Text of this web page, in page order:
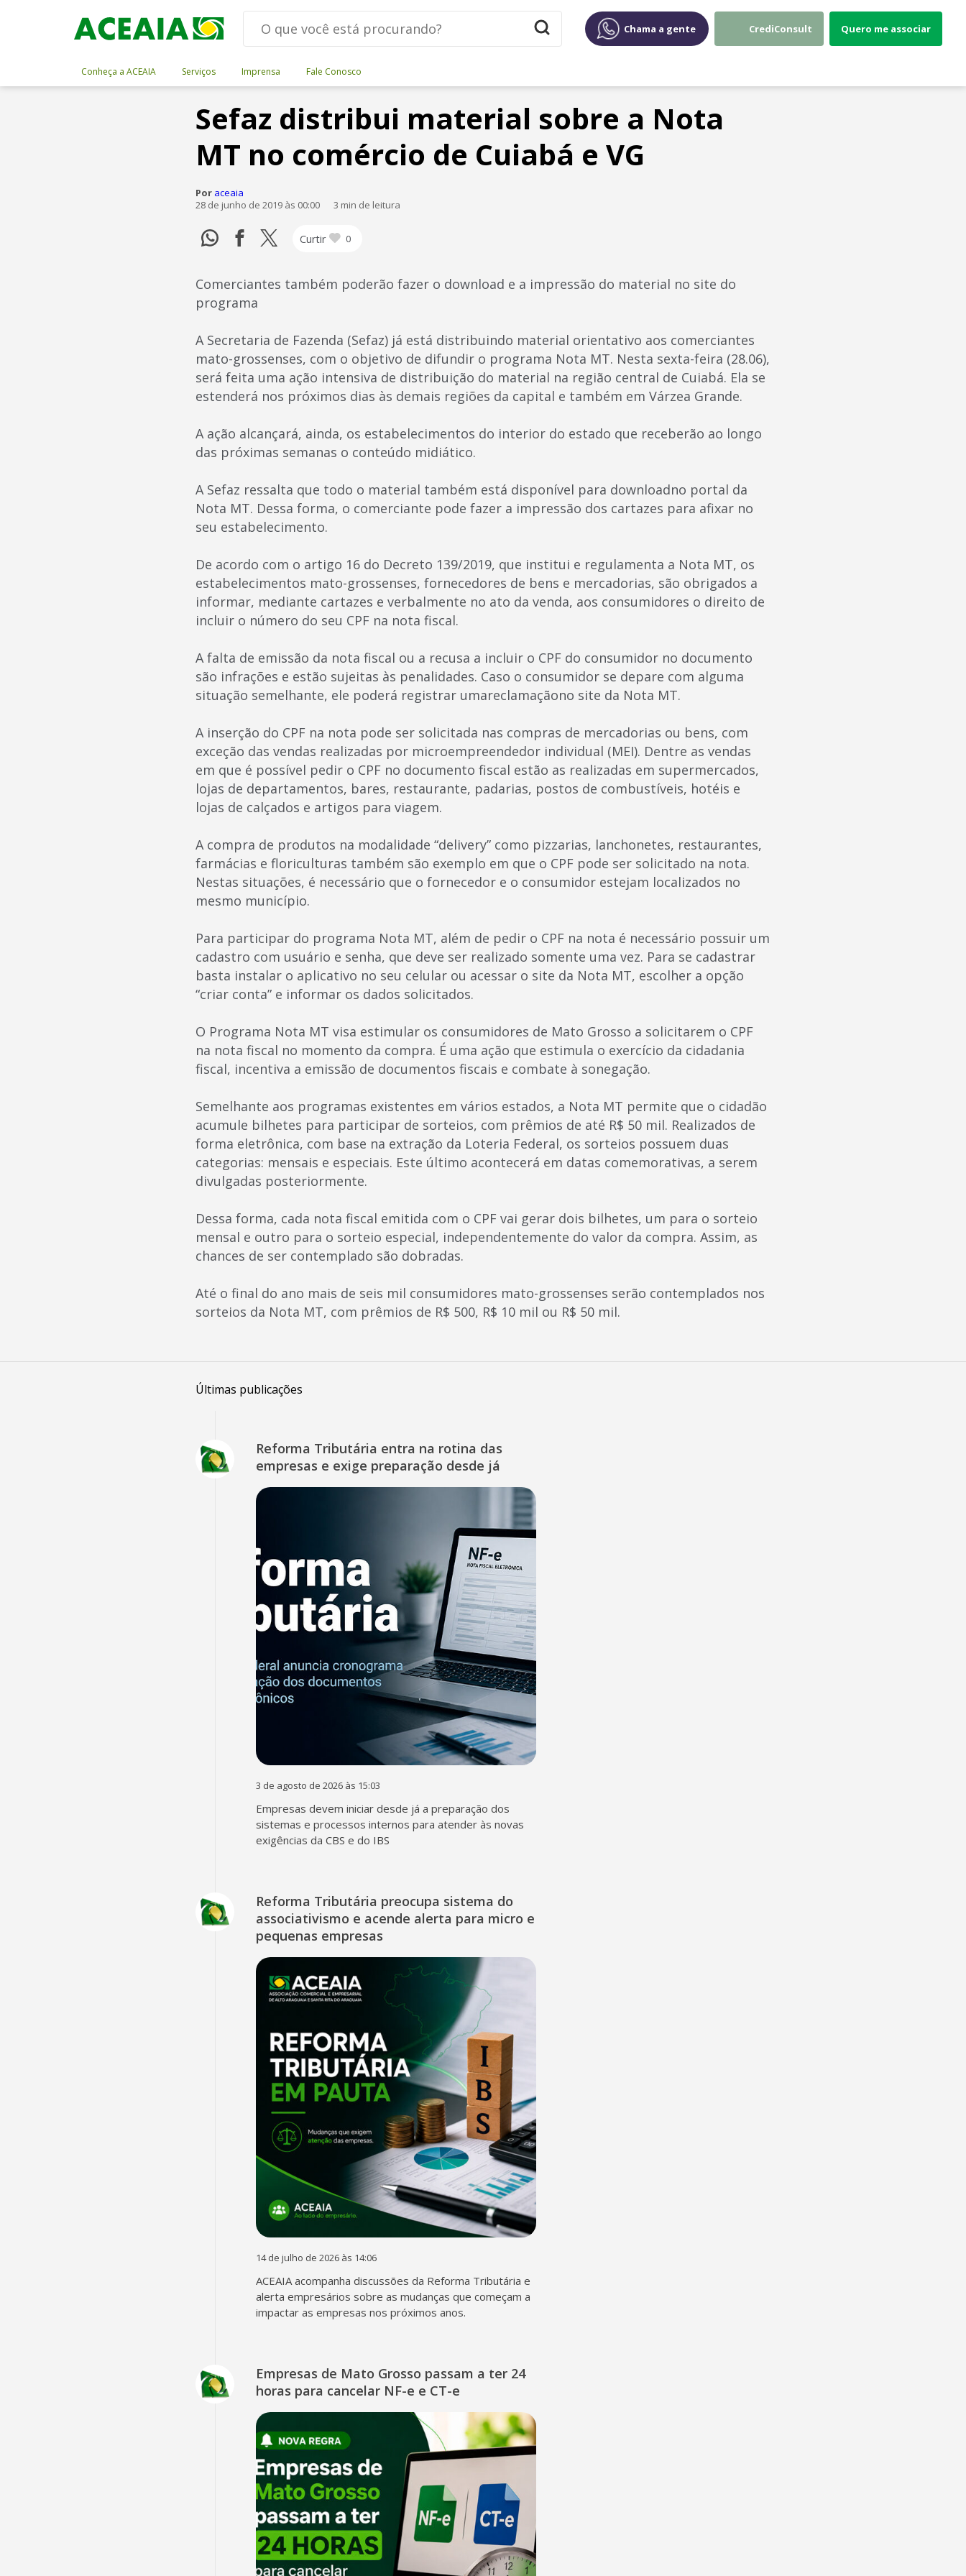
Chama a gente CrediConsult Quero me associar
Conheça a ACEAIA Serviços Imprensa Fale Conosco
Sefaz distribui material sobre a Nota
MT no comércio de Cuiabá e VG
Por aceaia
28 de junho de 2019 às 00:00
3 min de leitura
Curtir 0
Comerciantes também poderão fazer o download e a impressão do material no site do
programa
A Secretaria de Fazenda (Sefaz) já está distribuindo material orientativo aos comerciantes
mato-grossenses, com o objetivo de difundir o programa Nota MT. Nesta sexta-feira (28.06),
será feita uma ação intensiva de distribuição do material na região central de Cuiabá. Ela se
estenderá nos próximos dias às demais regiões da capital e também em Várzea Grande.
A ação alcançará, ainda, os estabelecimentos do interior do estado que receberão ao longo
das próximas semanas o conteúdo midiático.
A Sefaz ressalta que todo o material também está disponível para downloadno portal da
Nota MT. Dessa forma, o comerciante pode fazer a impressão dos cartazes para afixar no
seu estabelecimento.
De acordo com o artigo 16 do Decreto 139/2019, que institui e regulamenta a Nota MT, os
estabelecimentos mato-grossenses, fornecedores de bens e mercadorias, são obrigados a
informar, mediante cartazes e verbalmente no ato da venda, aos consumidores o direito de
incluir o número do seu CPF na nota fiscal.
A falta de emissão da nota fiscal ou a recusa a incluir o CPF do consumidor no documento
são infrações e estão sujeitas às penalidades. Caso o consumidor se depare com alguma
situação semelhante, ele poderá registrar umareclamaçãono site da Nota MT.
A inserção do CPF na nota pode ser solicitada nas compras de mercadorias ou bens, com
exceção das vendas realizadas por microempreendedor individual (MEI). Dentre as vendas
em que é possível pedir o CPF no documento fiscal estão as realizadas em supermercados,
lojas de departamentos, bares, restaurante, padarias, postos de combustíveis, hotéis e
lojas de calçados e artigos para viagem.
A compra de produtos na modalidade “delivery” como pizzarias, lanchonetes, restaurantes,
farmácias e floriculturas também são exemplo em que o CPF pode ser solicitado na nota.
Nestas situações, é necessário que o fornecedor e o consumidor estejam localizados no
mesmo município.
Para participar do programa Nota MT, além de pedir o CPF na nota é necessário possuir um
cadastro com usuário e senha, que deve ser realizado somente uma vez. Para se cadastrar
basta instalar o aplicativo no seu celular ou acessar o site da Nota MT, escolher a opção
“criar conta” e informar os dados solicitados.
O Programa Nota MT visa estimular os consumidores de Mato Grosso a solicitarem o CPF
na nota fiscal no momento da compra. É uma ação que estimula o exercício da cidadania
fiscal, incentiva a emissão de documentos fiscais e combate à sonegação.
Semelhante aos programas existentes em vários estados, a Nota MT permite que o cidadão
acumule bilhetes para participar de sorteios, com prêmios de até R$ 50 mil. Realizados de
forma eletrônica, com base na extração da Loteria Federal, os sorteios possuem duas
categorias: mensais e especiais. Este último acontecerá em datas comemorativas, a serem
divulgadas posteriormente.
Dessa forma, cada nota fiscal emitida com o CPF vai gerar dois bilhetes, um para o sorteio
mensal e outro para o sorteio especial, independentemente do valor da compra. Assim, as
chances de ser contemplado são dobradas.
Até o final do ano mais de seis mil consumidores mato-grossenses serão contemplados nos
sorteios da Nota MT, com prêmios de R$ 500, R$ 10 mil ou R$ 50 mil.
Últimas publicações
Reforma Tributária entra na rotina das
empresas e exige preparação desde já
3 de agosto de 2026 às 15:03
Empresas devem iniciar desde já a preparação dos
sistemas e processos internos para atender às novas
exigências da CBS e do IBS
Reforma Tributária preocupa sistema do
associativismo e acende alerta para micro e
pequenas empresas
14 de julho de 2026 às 14:06
ACEAIA acompanha discussões da Reforma Tributária e
alerta empresários sobre as mudanças que começam a
impactar as empresas nos próximos anos.
Empresas de Mato Grosso passam a ter 24
horas para cancelar NF-e e CT-e